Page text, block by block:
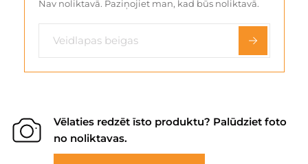
Nav noliktavā. Paziņojiet man, kad būs noliktavā.
Vēlaties redzēt īsto produktu? Palūdziet foto
no noliktavas.